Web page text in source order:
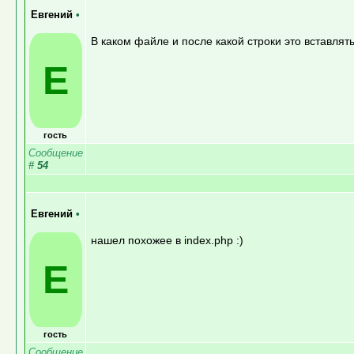
Евгений •
Е
гость
В каком файле и после какой строки это
Сообщение
# 54
Евгений •
Е
гость
нашел похожее в index.php :)